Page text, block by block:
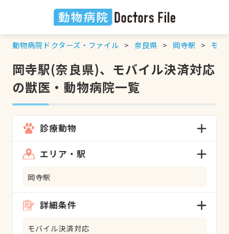
動物病院ドクターズ・ファイル 奈良県 岡寺駅 モバ
岡寺駅(奈良県)、モバイル決済対応
の獣医・動物病院一覧
診療動物
エリア・駅
岡寺駅
詳細条件
モバイル決済対応